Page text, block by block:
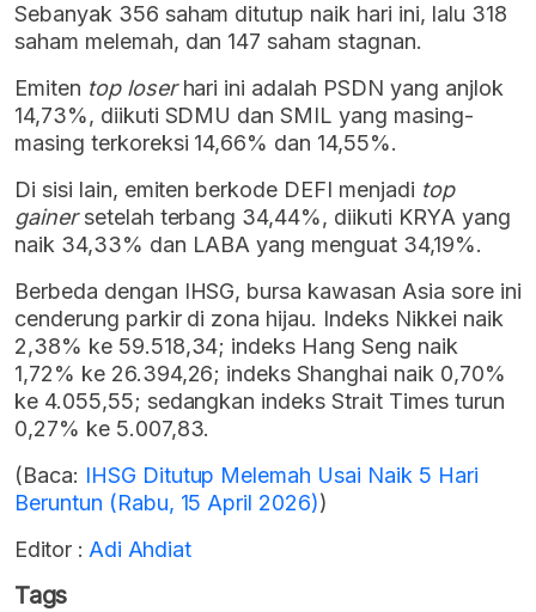
Sebanyak 356 saham ditutup naik hari ini, lalu 318
saham melemah, dan 147 saham stagnan.
Emiten top loserhari ini adalah PSDN yang anjlok
14,73%, diikuti SDMU dan SMIL yang masing-
masing terkoreksi 14,66% dan 14,55%.
Di sisi lain, emiten berkode DEFI menjadi top
gainersetelah terbang 34,44%, diikuti KRYA yang
naik 34,33% dan LABA yang menguat 34,19%.
Berbeda dengan IHSG, bursa kawasan Asia sore ini
cenderung parkir di zona hijau. Indeks Nikkei naik
2,38% ke 59.518,34; indeks Hang Seng naik
1,72% ke 26.394,26; indeks Shanghai naik 0,70%
ke 4.055,55; sedangkan indeks Strait Times turun
0,27% ke 5.007,83.
(Baca: IHSG Ditutup Melemah Usai Naik 5 Hari
Beruntun (Rabu, 15 April 2026))
Editor : Adi Ahdiat
Tags